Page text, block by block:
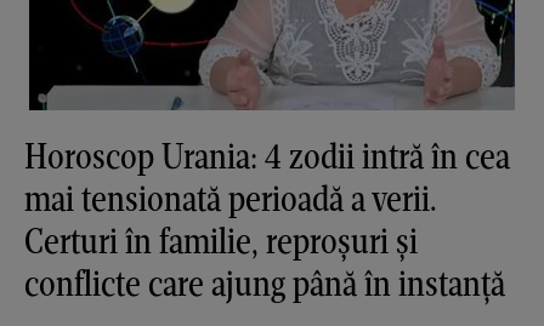
Horoscop Urania: 4 zodii intră în cea
mai tensionată perioadă a verii.
Certuri în familie, reproșuri și
conflicte care ajung până în instanță